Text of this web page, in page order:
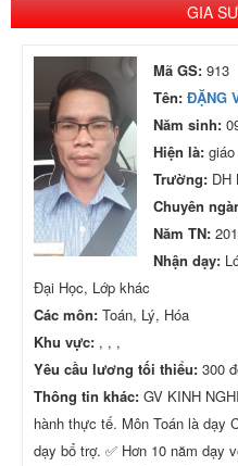
GIA
Mã GS: 913
Tên: ĐẶNG
Năm sinh:
Hiện là:
Trường: DH
Chuyên
Năm TN:
Nhận dạy:
Đại Học, Lớp khác
Các môn: Toán, Lý, Hóa
Khu vực: , , ,
Yêu cầu lương tối thiểu: 300
Thông tin khác: GV KINH
hành thực tế. Môn Toán là dạy
dạy bổ trợ. ✅ Hơn 10 năm dạy